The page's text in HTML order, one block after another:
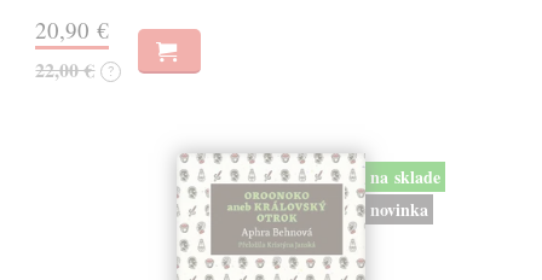
20,90 €
22,00 € ?
na sklade
novinka